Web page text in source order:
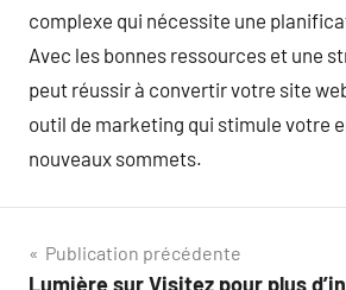
complexe qui nécessite une
Avec les bonnes ressources et une
peut réussir à convertir votre site
outil de marketing qui stimule votre
nouveaux sommets.
Navigation
Publication précédente
Lumière sur Visitez pour plus